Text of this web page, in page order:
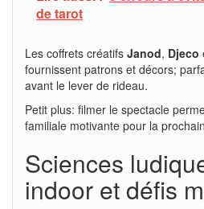
de tarot
Les coffrets créatifs Janod, Djeco
fournissent patrons et décors;
avant le lever de rideau.
Petit plus: filmer le spectacle
familiale motivante pour la
Sciences
indoor et défis